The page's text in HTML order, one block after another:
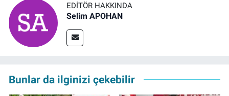
EDITÖR HAKKINDA
Selim APOHAN
Bunlar da ilginizi çekebilir